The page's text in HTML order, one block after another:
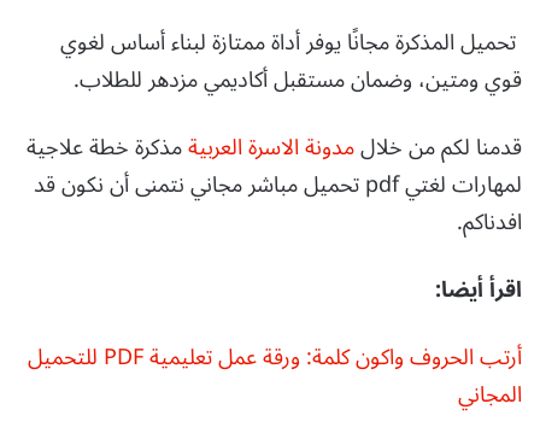
تحميل المذكرة مجانًا يوفر أداة ممتازة لبناء أساس لغوي
قوي ومتين، وضمان مستقبل أكاديمي مزدهر للطلاب.
قدمنا لكم من خلالمدونة الاسرة العربيةمذكرة خطة علاجية
لمهارات لغتي pdf تحميل مباشر مجاني نتمنى أن نكون قد
افدناكم.
اقرأ أيضا:
أرتب الحروف واكون كلمة: ورقة عمل تعليمية PDF للتحميل
المجاني